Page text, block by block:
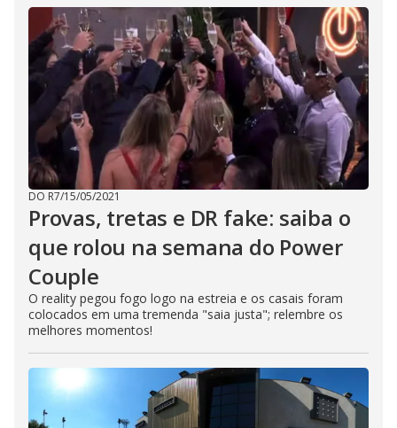
DO R7/15/05/2021
Provas, tretas e DR fake: saiba o
que rolou na semana do Power
Couple
O reality pegou fogo logo na estreia e os casais foram
colocados em uma tremenda "saia justa"; relembre os
melhores momentos!